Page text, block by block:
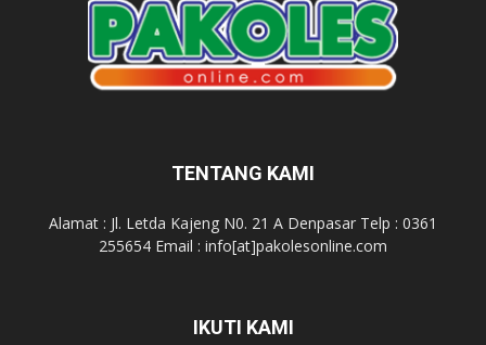
TENTANG KAMI
Alamat : Jl. Letda Kajeng N0. 21 A Denpasar Telp : 0361
255654 Email : info[at]pakolesonline.com
IKUTI KAMI